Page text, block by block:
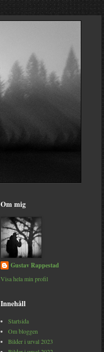
Om mig
Gustav Rappestad
Visa hela min profil
Innehåll
Startsida
Om bloggen
Bilder i urval 2023